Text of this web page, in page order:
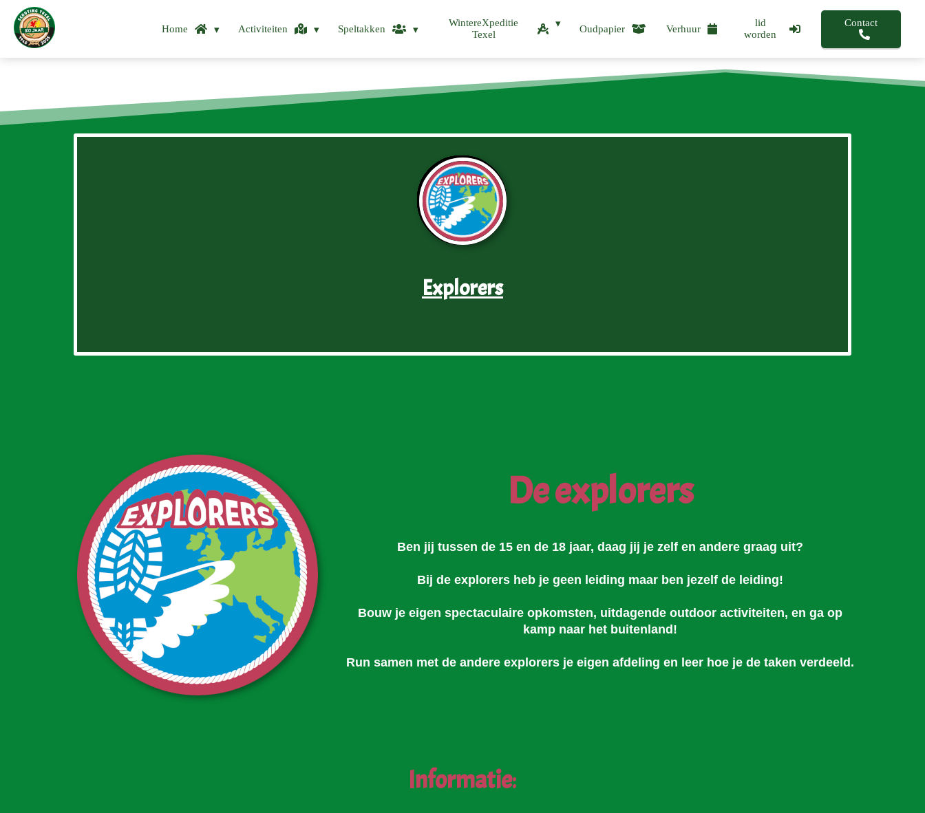
Home Activiteiten Speltakken
WintereXpeditie
Texel
Oudpapier Verhuur
lid
worden
Contact
Explorers
De explorers
Ben jij tussen de 15 en de 18 jaar, daag jij je zelf en andere graag uit?
Bij de explorers heb je geen leiding maar ben jezelf de leiding!
Bouw je eigen spectaculaire opkomsten, uitdagende outdoor activiteiten, en ga op
kamp naar het buitenland!
Run samen met de andere explorers je eigen afdeling en leer hoe je de taken verdeeld.
Informatie: